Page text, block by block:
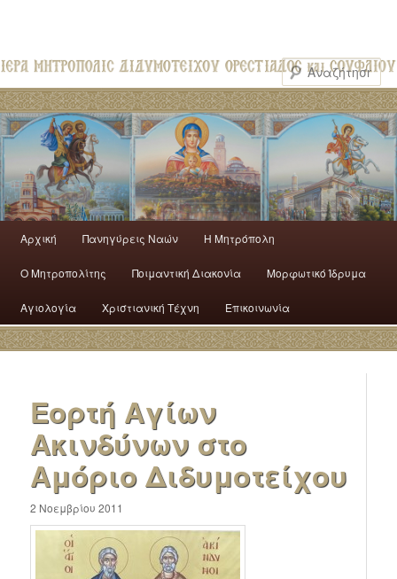
Αρχική Πανηγύρεις Ναών H Mητρόπολη
Ο Mητροπολίτης Ποιμαντική Διακονία Μορφωτικό Ίδρυμα
Αγιολογία Χριστιανική Τέχνη Επικοινωνία
Εορτή Αγίων
Ακινδύνων στο
Αμόριο Διδυμοτείχου
2 Νοεμβρίου 2011